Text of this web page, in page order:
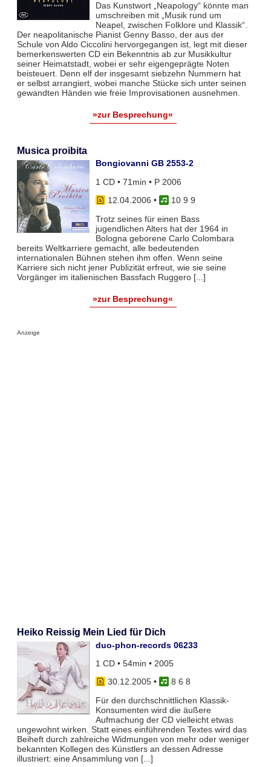
Das Kunstwort „Neapology“ könnte man
umschreiben mit „Musik rund um
Neapel, zwischen Folklore und Klassik“.
Der neapolitanische Pianist Genny Basso, der aus der
Schule von Aldo Ciccolini hervorgegangen ist, legt mit dieser
bemerkenswerten CD ein Bekenntnis ab zur Musikkultur
seiner Heimatstadt, wobei er sehr eigengeprägte Noten
beisteuert. Denn elf der insgesamt siebzehn Nummern hat
er selbst arrangiert, wobei manche Stücke sich unter seinen
gewandten Händen wie freie Improvisationen ausnehmen.
»zur Besprechung«
Musica proibita
Bongiovanni GB 2553-2
1 CD • 71min • P 2006
12.04.2006 •
10 9 9
Trotz seines für einen Bass
jugendlichen Alters hat der 1964 in
Bologna geborene Carlo Colombara
bereits Weltkarriere gemacht, alle bedeutenden
internationalen Bühnen stehen ihm offen. Wenn seine
Karriere sich nicht jener Publizität erfreut, wie sie seine
Vorgänger im italienischen Bassfach Ruggero [...]
»zur Besprechung«
Anzeige
Heiko Reissig Mein Lied für Dich
duo-phon-records 06233
1 CD • 54min • 2005
30.12.2005•
8 6 8
Für den durchschnittlichen Klassik-
Konsumenten wird die äußere
Aufmachung der CD vielleicht etwas
ungewohnt wirken. Statt eines einführenden Textes wird das
Beiheft durch zahlreiche Widmungen von mehr oder weniger
bekannten Kollegen des Künstlers an dessen Adresse
illustriert: eine Ansammlung von [...]